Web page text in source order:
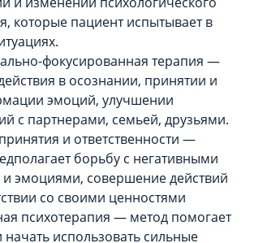
которые пациент испытывает в
фокусированная терапия —
в осознании, принятии и
эмоций, улучшении
с партнерами, семьей, друзьями.
и ответственности —
борьбу с негативными
эмоциями, совершение действий
со своими ценностями
психотерапия — метод помогает
начать использовать сильные